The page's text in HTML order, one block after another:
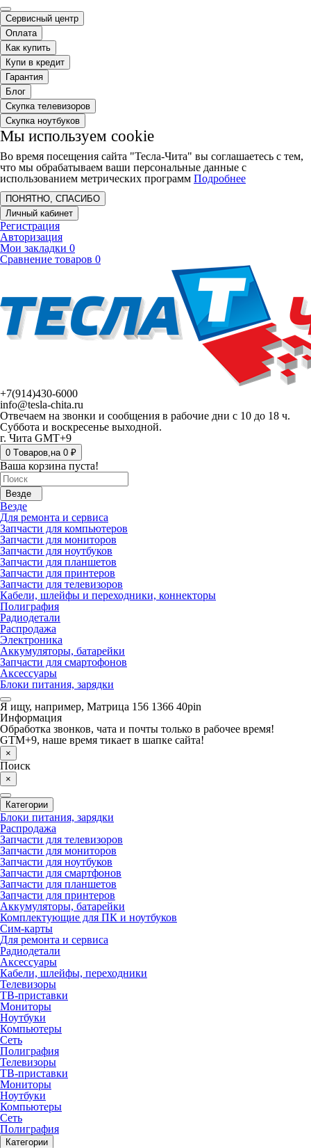
Сервисный центр
Оплата
Как купить
Купи в кредит
Гарантия
Блог
Скупка телевизоров
Скупка ноутбуков
Мы используем cookie
Во время посещения сайта "Тесла-Чита" вы соглашаетесь с тем,
что мы обрабатываем ваши персональные данные с
использованием метрических программ Подробнее
ПОНЯТНО, СПАСИБО
Личный кабинет
Регистрация
Авторизация
Мои закладки 0
Сравнение товаров 0
+7(914)430-6000
info@tesla-chita.ru
Отвечаем на звонки и сообщения в рабочие дни с 10 до 18 ч.
Суббота и воскресенье выходной.
г. Чита GMT+9
0 Tоваров,на 0 ₽
Ваша корзина пуста!
Везде
Везде
Для ремонта и сервиса
Запчасти для компьютеров
Запчасти для мониторов
Запчасти для ноутбуков
Запчасти для планшетов
Запчасти для принтеров
Запчасти для телевизоров
Кабели, шлейфы и переходники, коннекторы
Полиграфия
Радиодетали
Распродажа
Электроника
Аккумуляторы, батарейки
Запчасти для смартофонов
Аксессуары
Блоки питания, зарядки
Я ищу, например, Матрица 156 1366 40pin
Информация
Обработка звонков, чата и почты только в рабочее время!
GTM+9, наше время тикает в шапке сайта!
×
Поиск
×
Категории
Блоки питания, зарядки
Распродажа
Запчасти для телевизоров
Запчасти для мониторов
Запчасти для ноутбуков
Запчасти для смартфонов
Запчасти для планшетов
Запчасти для принтеров
Аккумуляторы, батарейки
Комплектующие для ПК и ноутбуков
Сим-карты
Для ремонта и сервиса
Радиодетали
Аксессуары
Кабели, шлейфы, переходники
Телевизоры
ТВ-приставки
Мониторы
Ноутбуки
Компьютеры
Сеть
Полиграфия
Телевизоры
ТВ-приставки
Мониторы
Ноутбуки
Компьютеры
Сеть
Полиграфия
Категории